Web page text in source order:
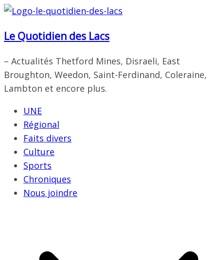
Passer
contenu
Le Quotidien des Lacs
– Actualités Thetford Mines, Disraeli, East
Broughton, Weedon, Saint-Ferdinand, Coleraine,
Lambton et encore plus.
UNE
Régional
Faits divers
Culture
Sports
Chroniques
Nous joindre